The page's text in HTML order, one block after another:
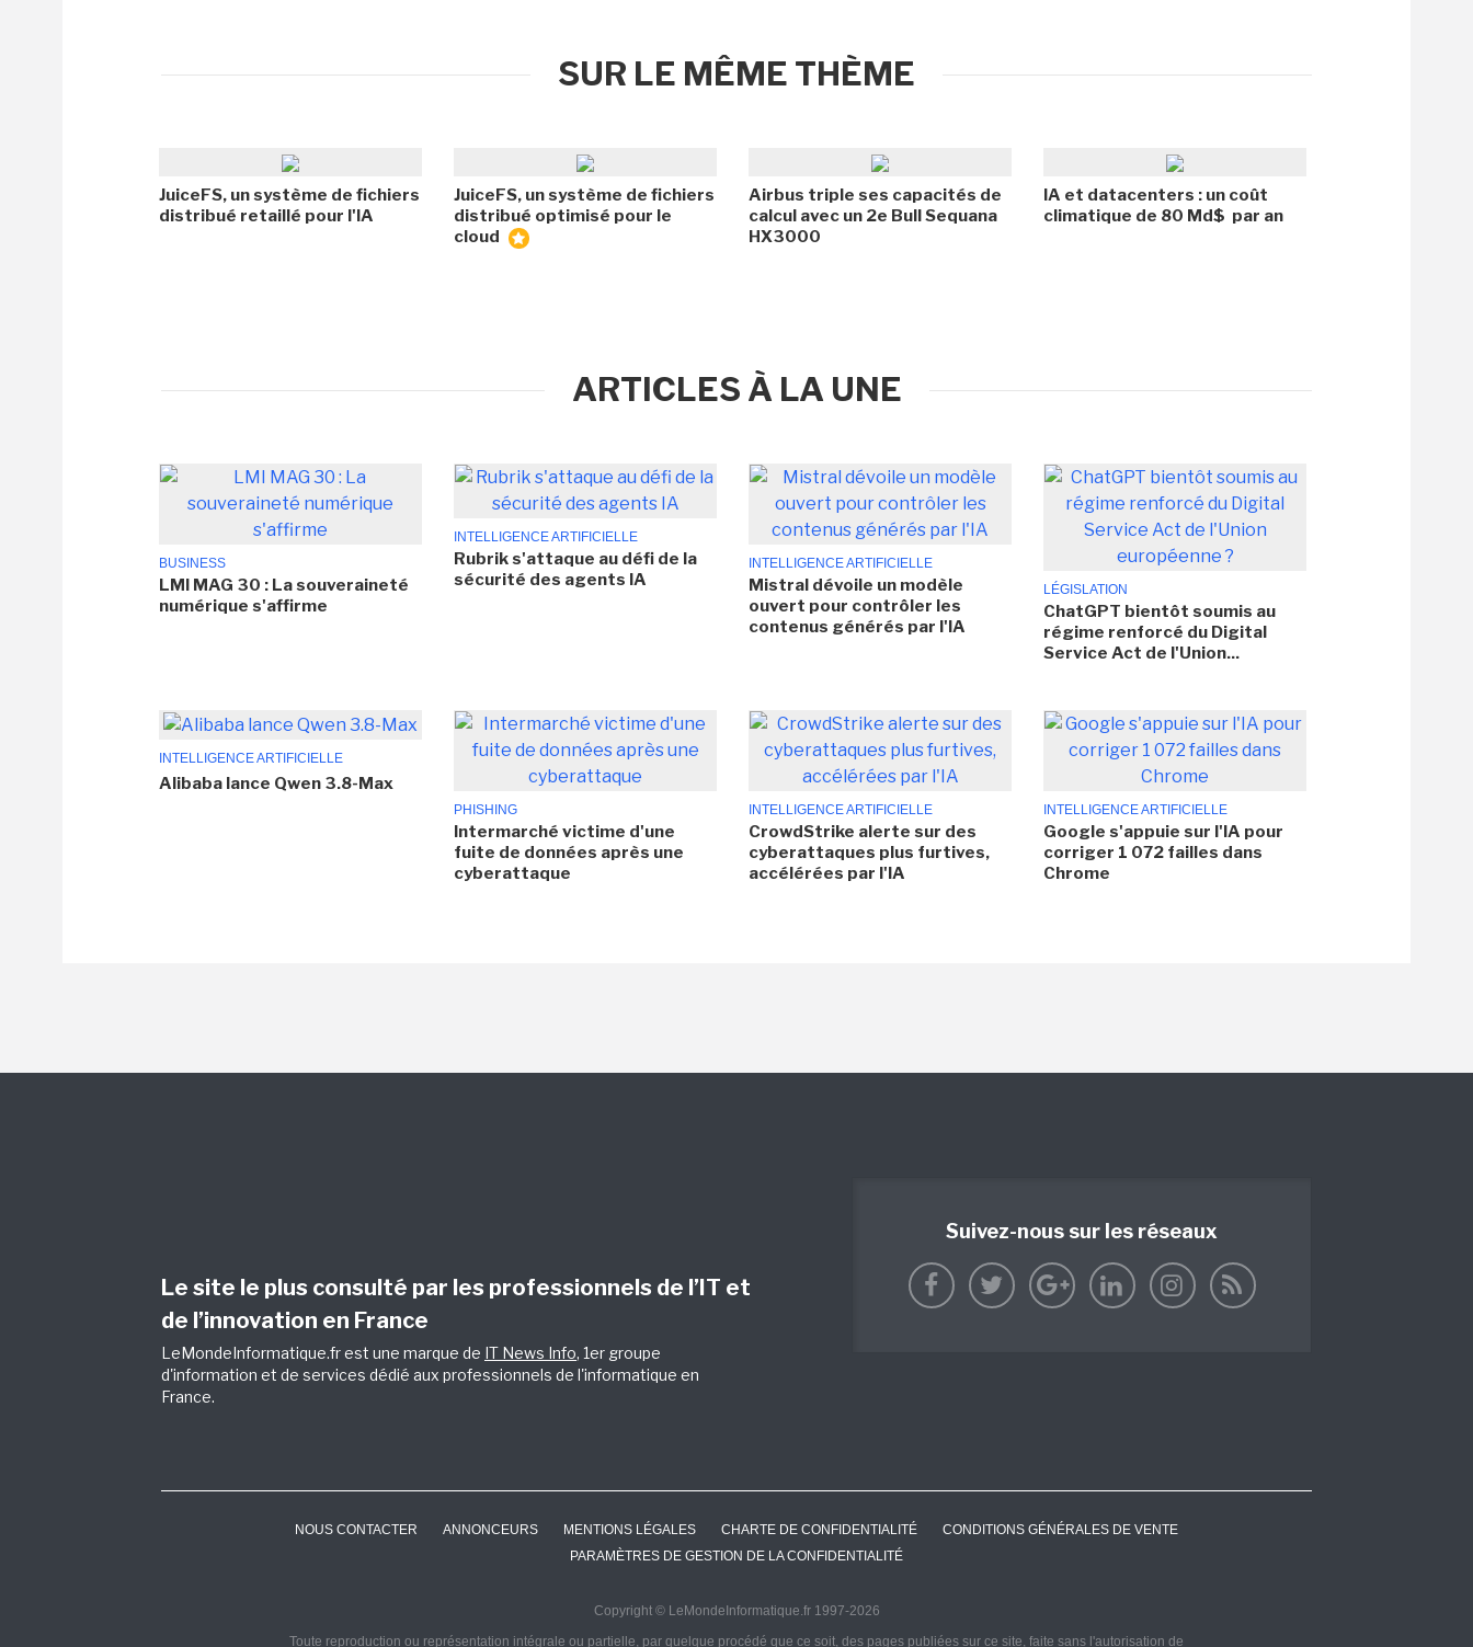
SUR LE MÊME THÈME
JuiceFS, un système de fichiers
distribué retaillé pour l'IA
JuiceFS, un système de fichiers
distribué optimisé pour le
cloud
Airbus triple ses capacités de
calcul avec un 2e Bull Sequana
HX3000
IA et datacenters : un coût
climatique de 80 Md$ par an
ARTICLES À LA UNE
BUSINESS
LMI MAG 30 : La souveraineté
numérique s'affirme
INTELLIGENCE ARTIFICIELLE
Rubrik s'attaque au défi de la
sécurité des agents IA
INTELLIGENCE ARTIFICIELLE
Mistral dévoile un modèle
ouvert pour contrôler les
contenus générés par l'IA
LÉGISLATION
ChatGPT bientôt soumis au
régime renforcé du Digital
Service Act de l'Union...
INTELLIGENCE ARTIFICIELLE
Alibaba lance Qwen 3.8-Max
PHISHING
Intermarché victime d'une
fuite de données après une
cyberattaque
INTELLIGENCE ARTIFICIELLE
CrowdStrike alerte sur des
cyberattaques plus furtives,
accélérées par l'IA
INTELLIGENCE ARTIFICIELLE
Google s'appuie sur l'IA pour
corriger 1 072 failles dans
Chrome
Le site le plus consulté par les professionnels de l’IT et
de l’innovation en France
LeMondeInformatique.fr est une marque de IT News Info, 1er groupe
d'information et de services dédié aux professionnels de l'informatique en
France.
Suivez-nous sur les réseaux
NOUS CONTACTER ANNONCEURS MENTIONS LÉGALES CHARTE DE CONFIDENTIALITÉ
CONDITIONS GÉNÉRALES DE VENTE
PARAMÈTRES DE GESTION DE LA CONFIDENTIALITÉ
Copyright © LeMondeInformatique.fr 1997-2026
Toute reproduction ou représentation intégrale ou partielle, par quelque procédé que ce soit, des pages publiées sur ce site, faite sans l'autorisation de